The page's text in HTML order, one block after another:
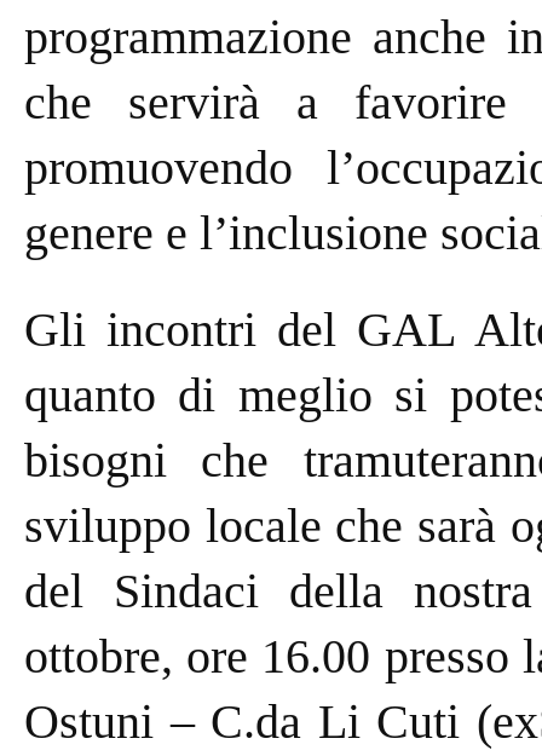
programmazione anche
che servirà a
promuovendo
genere e l’inclusione
Gli incontri del GAL
quanto di meglio si
bisogni che
sviluppo locale che sarà
del Sindaci della
ottobre, ore 16.00
Ostuni – C.da Li Cuti